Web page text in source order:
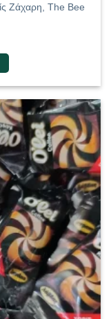
Ζάχαρη, The Bee